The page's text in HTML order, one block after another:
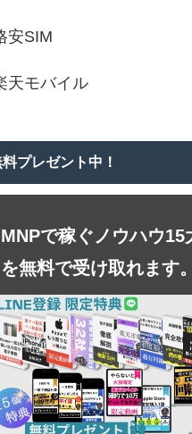
安SIM
天モバイル
プレゼント中！
MNPで稼ぐノウハウ15
を無料で受け取れます。